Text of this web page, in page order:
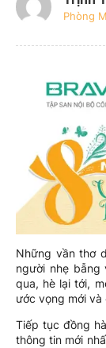
Phòng
Những vần thơ
người nhẹ bẫng
qua, hè lại tới,
ước vọng mới và
Tiếp tục đồng
thông tin mới